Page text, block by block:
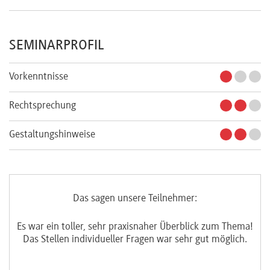
SEMINARPROFIL
Vorkenntnisse
Rechtsprechung
Gestaltungshinweise
Das sagen unsere Teilnehmer:
Es war ein toller, sehr praxisnaher Überblick zum Thema!
Das Stellen individueller Fragen war sehr gut möglich.